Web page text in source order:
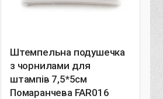
Штемпельна подушечка
з чорнилами для
штампів 7,5*5см
Помаранчева FAR016